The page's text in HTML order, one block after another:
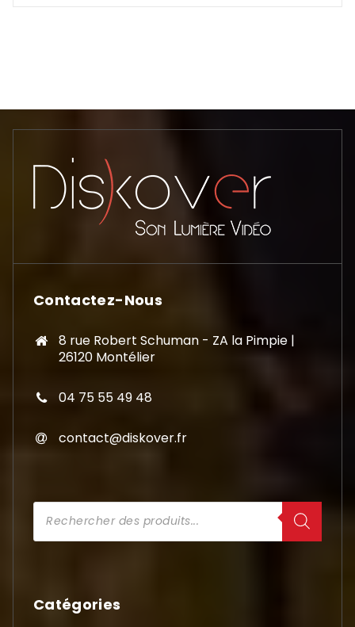
Contactez-Nous
8 rue Robert Schuman - ZA la Pimpie |
26120 Montélier
04 75 55 49 48
contact@diskover.fr
Recherche
de
Catégories